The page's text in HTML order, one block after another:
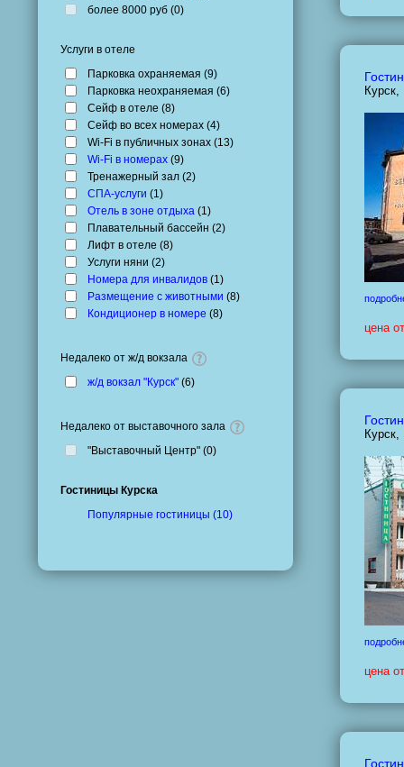
более 8000 руб (0)
Услуги в отеле
Парковка охраняемая (9)
Парковка неохраняемая (6)
Сейф в отеле (8)
Сейф во всех номерах (4)
Wi-Fi в публичных зонах (13)
Wi-Fi в номерах (9)
Тренажерный зал (2)
СПА-услуги (1 )
Отель в зоне отдыха (1 )
Плавательный бассейн (2)
Лифт в отеле (8)
Услуги няни (2)
Номера для инвалидов (1 )
Размещение с животными (8)
Кондиционер в номере (8)
Недалеко от ж/д вокзала
ж/д вокзал "Курск" (6)
Недалеко от выставочного зала
"Выставочный Центр" (0)
Гостиницы Курска
Популярные гостиницы (10)
цена
цена